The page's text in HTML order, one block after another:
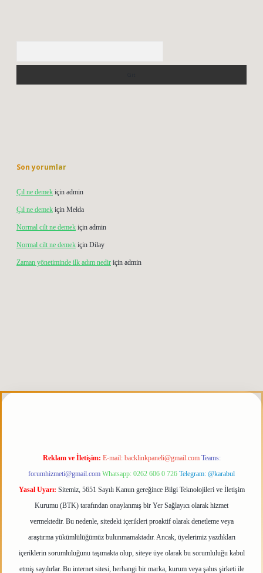
Son yorumlar
Çıl ne demek için admin
Çıl ne demek için Melda
Normal cilt ne demek için admin
Normal cilt ne demek için Dilay
Zaman yönetiminde ilk adım nedir için admin
girişelexbett.nettulipbetgiris.org
Reklam ve İletişim: E-mail: backlinkpaneli@gmail.com Teams:
forumhizmeti@gmail.com Whatsapp: 0262 606 0 726 Telegram: @karabul
Yasal Uyarı: Sitemiz, 5651 Sayılı Kanun gereğince Bilgi Teknolojileri ve İletişim
Kurumu (BTK) tarafından onaylanmış bir Yer Sağlayıcı olarak hizmet
vermektedir. Bu nedenle, sitedeki içerikleri proaktif olarak denetleme veya
araştırma yükümlülüğümüz bulunmamaktadır. Ancak, üyelerimiz yazdıkları
içeriklerin sorumluluğunu taşımakta olup, siteye üye olarak bu sorumluluğu kabul
etmiş sayılırlar. Bu internet sitesi, herhangi bir marka, kurum veya şahıs şirketi ile